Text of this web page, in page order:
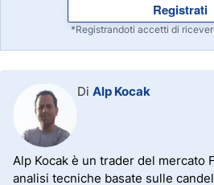
Registrati
*Registrandoti accetti di
Di Alp Kocak
Alp Kocak è un trader del mercato
analisi tecniche basate sulle